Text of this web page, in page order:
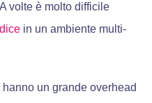
volte è molto difficile
in un ambiente multi-
un grande overhead